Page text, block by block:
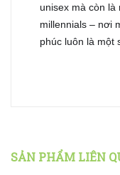
unisex mà còn
millennials – nơi
phúc luôn là một
SẢN PHẨM LIÊN